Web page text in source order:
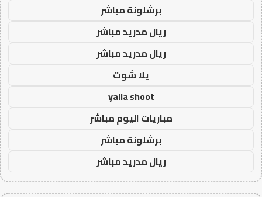
برشلونة مباشر
ريال مدريد مباشر
ريال مدريد مباشر
يلا شوت
yalla shoot
مباريات اليوم مباشر
برشلونة مباشر
ريال مدريد مباشر